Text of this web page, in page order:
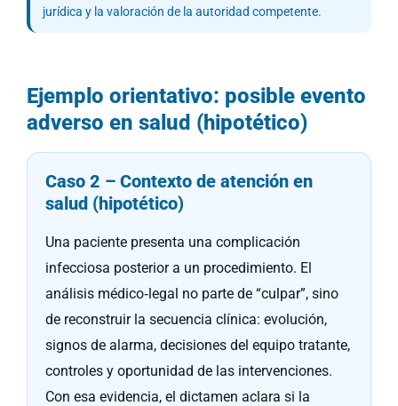
jurídica y la valoración de la autoridad competente.
Ejemplo orientativo: posible evento
adverso en salud (hipotético)
Caso 2 – Contexto de atención en
salud (hipotético)
Una paciente presenta una complicación
infecciosa posterior a un procedimiento. El
análisis médico‑legal no parte de “culpar”, sino
de reconstruir la secuencia clínica: evolución,
signos de alarma, decisiones del equipo tratante,
controles y oportunidad de las intervenciones.
Con esa evidencia, el dictamen aclara si la